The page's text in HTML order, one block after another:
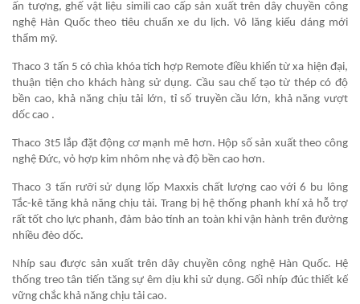
ấn tượng, ghế vật liệu simili cao cấp sản xuất trên dây chuyền công
nghệ Hàn Quốc theo tiêu chuẩn xe du lịch. Vô lăng kiểu dáng mới
thẩm mỹ.
Thaco 3 tấn 5 có chìa khóa tích hợp Remote điều khiển từ xa hiện đại,
thuận tiện cho khách hàng sử dụng. Cầu sau chế tạo từ thép có độ
bền cao, khả năng chịu tải lớn, tỉ số truyền cầu lớn, khả năng vượt
dốc cao .
Thaco 3t5 lắp đặt động cơ mạnh mẽ hơn. Hộp số sản xuất theo công
nghệ Đức, vỏ hợp kim nhôm nhẹ và độ bền cao hơn.
Thaco 3 tấn rưỡi sử dụng lốp Maxxis chất lượng cao với 6 bu lông
Tắc-kê tăng khả năng chịu tải. Trang bị hệ thống phanh khí xả hỗ trợ
rất tốt cho lực phanh, đảm bảo tính an toàn khi vận hành trên đường
nhiều đèo dốc.
Nhíp sau được sản xuất trên dây chuyền công nghệ Hàn Quốc. Hệ
thống treo tân tiến tăng sự êm dịu khi sử dụng. Gối nhíp đúc thiết kế
vững chắc khả năng chịu tải cao.